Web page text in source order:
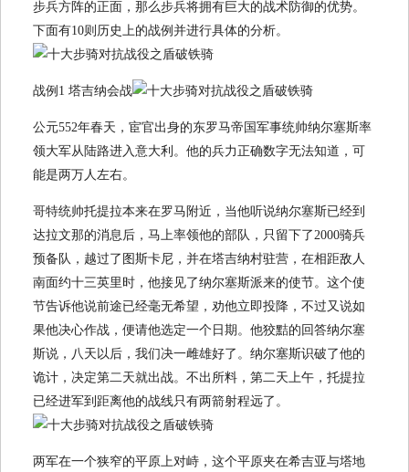
步兵方阵的正面，那么步兵将拥有巨大的战术防御的优势。
下面有10则历史上的战例并进行具体的分析。
战例1 塔吉纳会战
公元552年春天，宦官出身的东罗马帝国军事统帅纳尔塞斯率
领大军从陆路进入意大利。他的兵力正确数字无法知道，可
能是两万人左右。
哥特统帅托提拉本来在罗马附近，当他听说纳尔塞斯已经到
达拉文那的消息后，马上率领他的部队，只留下了2000骑兵
预备队，越过了图斯卡尼，并在塔吉纳村驻营，在相距敌人
南面约十三英里时，他接见了纳尔塞斯派来的使节。这个使
节告诉他说前途已经毫无希望，劝他立即投降，不过又说如
果他决心作战，便请他选定一个日期。他狡黠的回答纳尔塞
斯说，八天以后，我们决一雌雄好了。纳尔塞斯识破了他的
诡计，决定第二天就出战。不出所料，第二天上午，托提拉
已经进军到距离他的战线只有两箭射程远了。
两军在一个狭窄的平原上对峙，这个平原夹在希吉亚与塔地